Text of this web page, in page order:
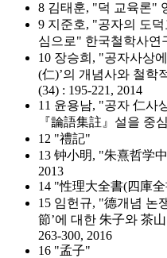
8 김태훈, "덕 교육론"
9 지준호, "공자의 도
심으로" 한국철학사연
10 장승희, "공자사상
(仁)’의 개념사와 철학
(34) : 195-221, 2014
11 윤용남, "공자 仁사
『論語集註』설을 중
12 "禮記"
13 钟小明, "朱熹哲学
2013
14 "性理大全書(四庫
15 임헌규, "德개념 논
節’에 대한 朱子와 茶
263-300, 2016
16 "孟子"